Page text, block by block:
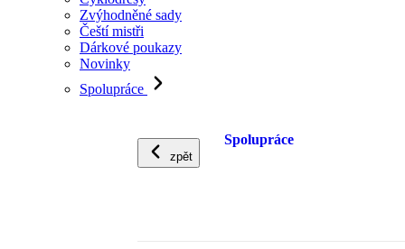
Zvýhodněné sady
Čeští mistři
Dárkové poukazy
Novinky
Spolupráce
zpět
Spolupráce